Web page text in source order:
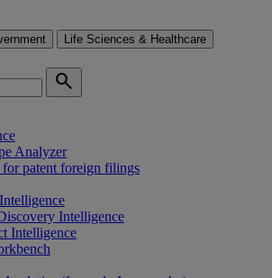
Life Sciences & Healthcare
search
Analyzer
patent foreign filings
Intelligence
Intelligence